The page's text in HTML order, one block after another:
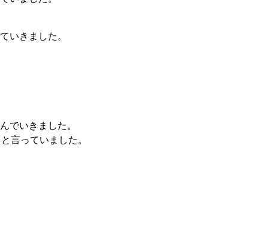
いきました。
でいきました。
言っていました。